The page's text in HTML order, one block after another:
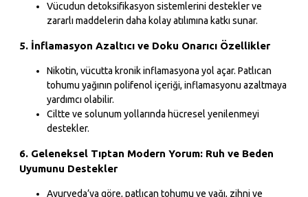
Vücudun detoksifikasyon sistemlerini destekler ve
zararlı maddelerin daha kolay atılımına katkı sunar.
5. İnflamasyon Azaltıcı ve Doku Onarıcı Özellikler
Nikotin, vücutta kronik inflamasyona yol açar. Patlıcan
tohumu yağının polifenol içeriği, inflamasyonu azaltmaya
yardımcı olabilir.
Ciltte ve solunum yollarında hücresel yenilenmeyi
destekler.
6. Geleneksel Tıptan Modern Yorum: Ruh ve Beden
Uyumunu Destekler
Ayurveda’ya göre, patlıcan tohumu ve yağı, zihni ve